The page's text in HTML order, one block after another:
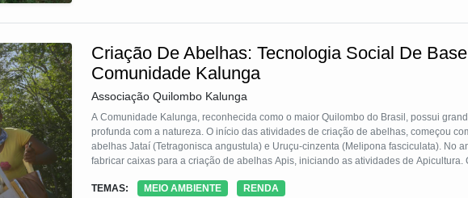
Criação De Abelhas: Tecnologia Social De
Comunidade Kalunga
Associação Quilombo Kalunga
A Comunidade Kalunga, reconhecida como o maior Quilombo do Brasil, possui
profunda com a natureza. O início das atividades de criação de abelhas, começou
abelhas Jataí (Tetragonisca angustula) e Uruçu-cinzenta (Melipona fasciculata). No
fabricar caixas para a criação de abelhas Apis, iniciando as atividades de Apicultura.
produtos fabricados pelas abelhas, principalmente o mel. Atualmente, a
TEMAS: MEIO AMBIENTE RENDA